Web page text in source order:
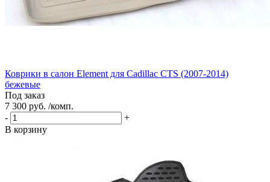
Коврики в салон Element для Cadillac CTS (2007-2014)
бежевые
Под заказ
7 300 руб. /комп.
-
+
В корзину